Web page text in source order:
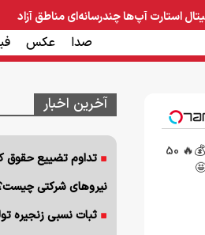
صنایع غذایی و دارویی ساخت و ساز
استارت آپ‌هاچندرسانه‌ای
صدا عکس
مناطق آزاد
جشنواره فوق‌العاده ورسلند💰🔥 50
آخرین اخبار
تداوم تضییع حقوق
نیروهای شرکتی
ثبات نسبی زنجیره